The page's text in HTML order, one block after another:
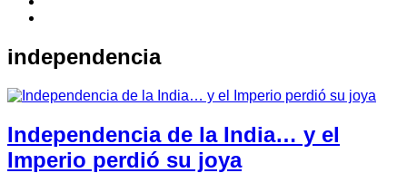
independencia
Independencia de la India… y el
Imperio perdió su joya